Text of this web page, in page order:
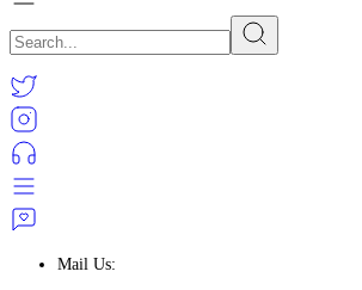
Mail Us: